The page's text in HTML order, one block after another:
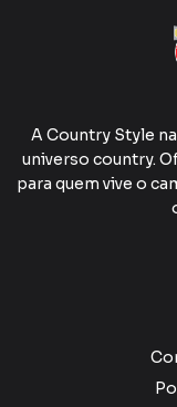
A Country Style
universo country.
para quem vive o